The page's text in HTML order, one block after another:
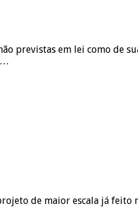
previstas em lei como de
…
de maior escala já feito